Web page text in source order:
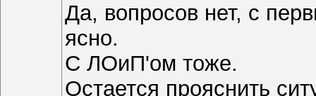
Да, вопросов нет, с
ясно.
С ЛОиП'ом тоже.
Остается прояснить